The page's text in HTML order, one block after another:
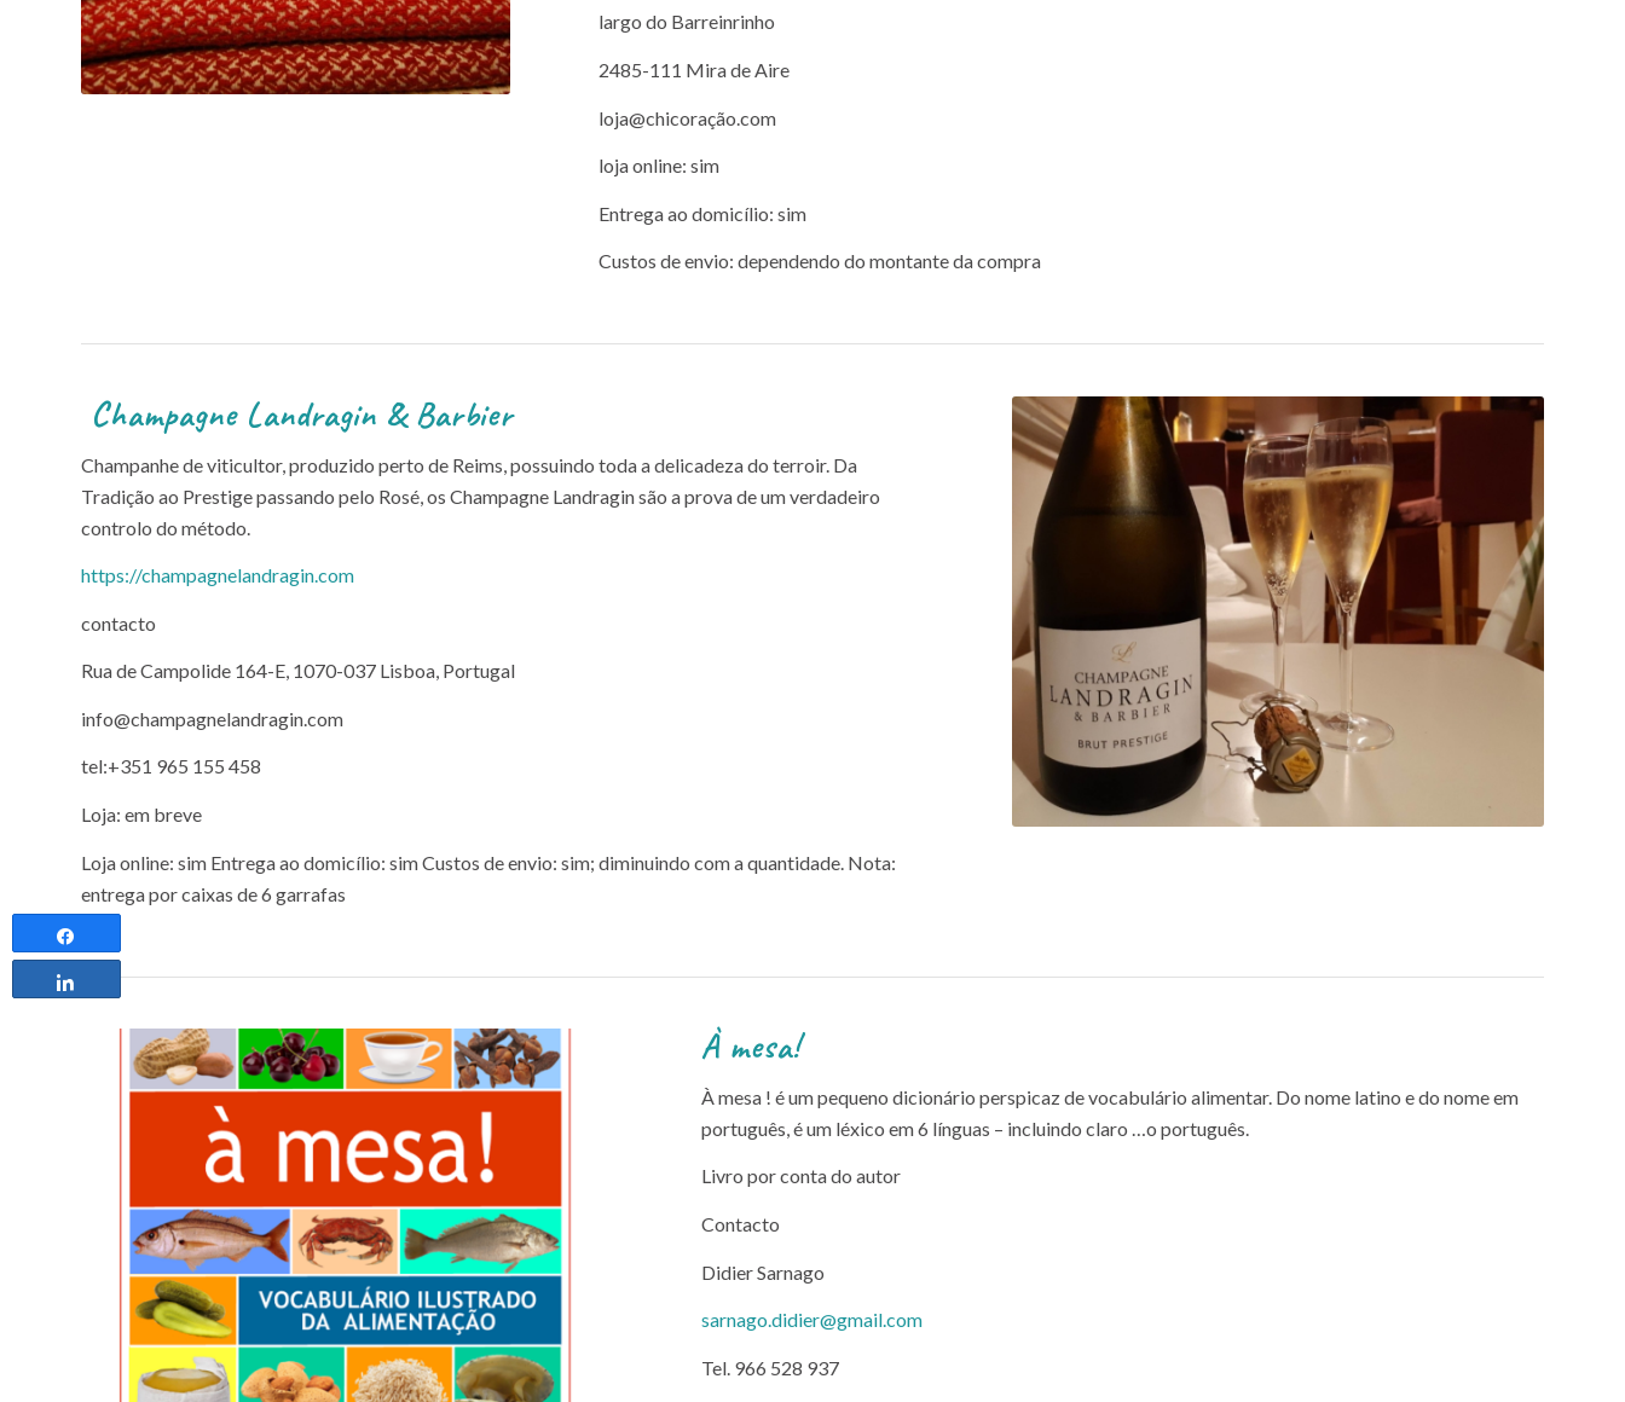
largo do Barreinrinho
2485-111 Mira de Aire
loja@chicoração.com
loja online: sim
Entrega ao domicílio: sim
Custos de envio: dependendo do montante da compra
Champagne Landragin & Barbier
Champanhe de viticultor, produzido perto de Reims, possuindo toda a delicadeza do terroir. Da
Tradição ao Prestige passando pelo Rosé, os Champagne Landragin são a prova de um verdadeiro
controlo do método.
https://champagnelandragin.com
contacto
Rua de Campolide 164-E, 1070-037 Lisboa, Portugal
info@champagnelandragin.com
tel:+351 965 155 458
Loja: em breve
Loja online: sim Entrega ao domicílio: sim Custos de envio: sim; diminuindo com a quantidade. Nota:
entrega por caixas de 6 garrafas
À mesa!
À mesa ! é um pequeno dicionário perspicaz de vocabulário alimentar. Do nome latino e do nome em
português, é um léxico em 6 línguas – incluindo claro …o português.
Livro por conta do autor
Contacto
Didier Sarnago
sarnago.didier@gmail.com
Tel. 966 528 937
Partilhar